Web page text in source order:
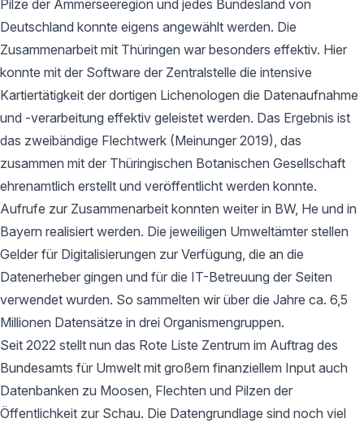
Pilze der Ammerseeregion und jedes Bundesland von
Deutschland konnte eigens angewählt werden. Die
Zusammenarbeit mit Thüringen war besonders effektiv. Hier
konnte mit der Software der Zentralstelle die intensive
Kartiertätigkeit der dortigen Lichenologen die Datenaufnahme
und -verarbeitung effektiv geleistet werden. Das Ergebnis ist
das zweibändige Flechtwerk (Meinunger 2019), das
zusammen mit der Thüringischen Botanischen Gesellschaft
ehrenamtlich erstellt und veröffentlicht werden konnte.
Aufrufe zur Zusammenarbeit konnten weiter in BW, He und in
Bayern realisiert werden. Die jeweiligen Umweltämter stellen
Gelder für Digitalisierungen zur Verfügung, die an die
Datenerheber gingen und für die IT-Betreuung der Seiten
verwendet wurden. So sammelten wir über die Jahre ca. 6,5
Millionen Datensätze in drei Organismengruppen.
Seit 2022 stellt nun das Rote Liste Zentrum im Auftrag des
Bundesamts für Umwelt mit großem finanziellem Input auch
Datenbanken zu Moosen, Flechten und Pilzen der
Öffentlichkeit zur Schau. Die Datengrundlage sind noch viel